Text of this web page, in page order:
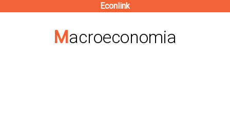
contenido
Econlink
Macroeconomia